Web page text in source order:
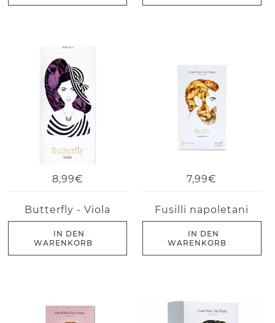
8,99€
Butterfly - Viola
IN DEN
WARENKORB
7,99€
Fusilli napoletani
IN DEN
WARENKORB